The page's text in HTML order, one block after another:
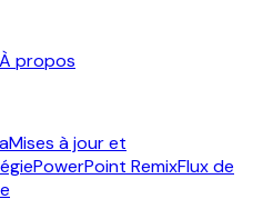
À propos
Mises à jour et
PowerPoint RemixFlux de